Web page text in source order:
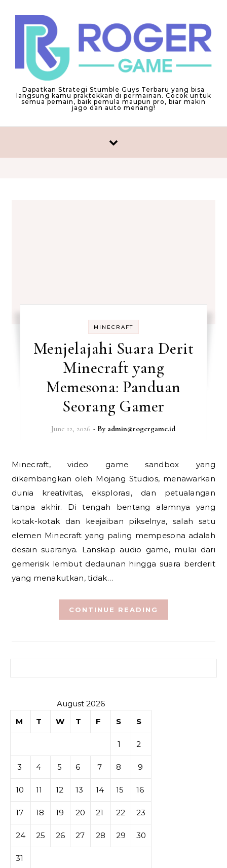
Dapatkan Strategi Stumble Guys Terbaru yang bisa
langsung kamu praktekkan di permainan. Cocok untuk
semua pemain, baik pemula maupun pro, biar makin
jago dan auto menang!
MINECRAFT
Menjelajahi Suara Derit
Minecraft yang
Memesona: Panduan
Seorang Gamer
June 12, 2026 - By admin@rogergame.id
Minecraft, video game sandbox yang
dikembangkan oleh Mojang Studios, menawarkan
dunia kreativitas, eksplorasi, dan petualangan
tanpa akhir. Di tengah bentang alamnya yang
kotak-kotak dan keajaiban pikselnya, salah satu
elemen Minecraft yang paling mempesona adalah
desain suaranya. Lanskap audio game, mulai dari
gemerisik lembut dedaunan hingga suara berderit
yang menakutkan, tidak…
CONTINUE READING
August 2026
M
T W T F S S
1 2
3 4 5 6 7 8 9
10 11 12 13 14 15 16
17 18 19 20 21 22 23
24 25 26 27 28 29 30
31